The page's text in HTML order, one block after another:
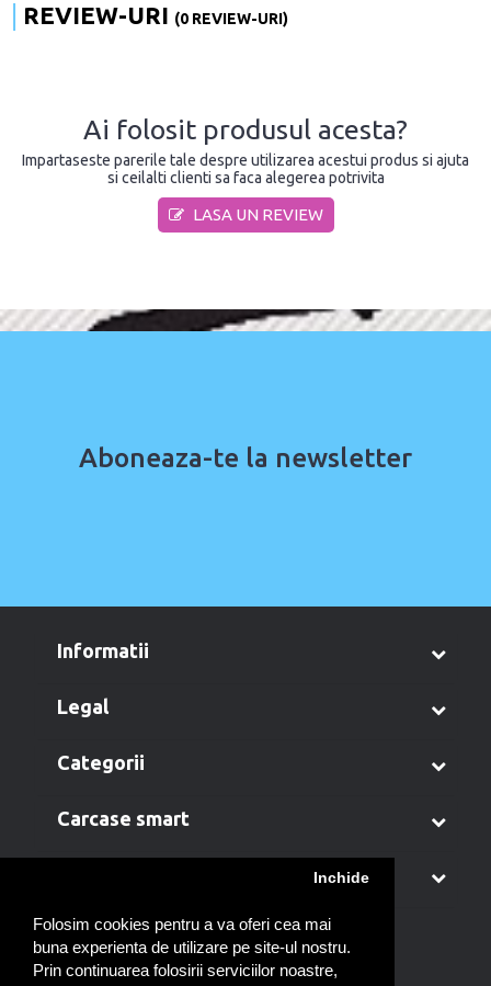
Folosim cookies pentru a va oferi cea mai
buna experienta de utilizare pe site-ul nostru.
Prin continuarea folosirii serviciilor noastre,
Inchide
REVIEW-URI (0 REVIEW-URI)
Ai folosit produsul acesta?
Impartaseste parerile tale despre utilizarea acestui produs si ajuta
si ceilalti clienti sa faca alegerea potrivita
LASA UN REVIEW
Aboneaza-te la newsletter
informatii
legal
categorii
carcase smart